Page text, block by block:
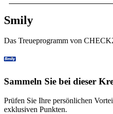
Smily
Das Treueprogramm von
Sammeln Sie bei dieser
Prüfen Sie Ihre persönlichen
exklusiven Punkten.